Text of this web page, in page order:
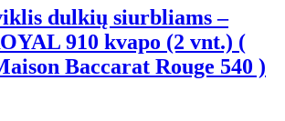
dulkių siurbliams –
910 kvapo (2 vnt.) (
Baccarat Rouge 540 )